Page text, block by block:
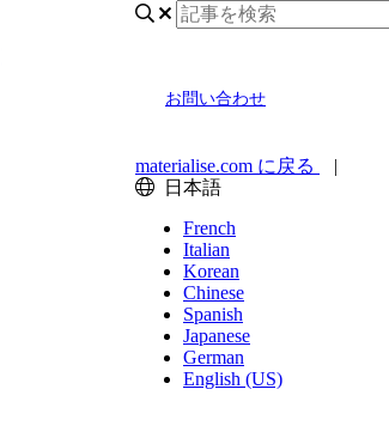
お問い合わせ
materialise.com に戻る
|
日本語
French
Italian
Korean
Chinese
Spanish
Japanese
German
English (US)